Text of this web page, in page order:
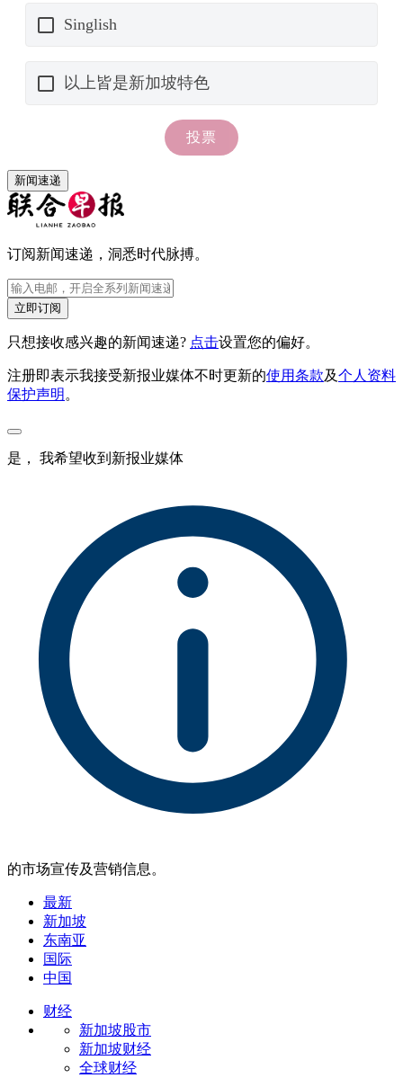
新闻速递
订阅新闻速递，洞悉时代脉搏。
立即订阅
只想接收感兴趣的新闻速递? 点击设置您的偏好。
注册即表示我接受新报业媒体不时更新的使用条款及个人资料
保护声明 。
是， 我希望收到新报业媒体
的市场宣传及营销信息。
最新
新加坡
东南亚
国际
中国
财经
新加坡股市
新加坡财经
全球财经